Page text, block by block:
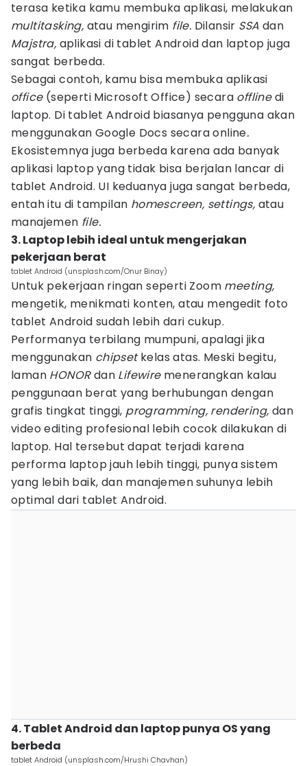
terasa ketika kamu membuka aplikasi, melakukan
multitasking, atau mengirim file. Dilansir SSA dan
Majstra, aplikasi di tablet Android dan laptop juga
sangat berbeda.
Sebagai contoh, kamu bisa membuka aplikasi
office (seperti Microsoft Office) secara offlinedi
laptop. Di tablet Android biasanya pengguna akan
menggunakan Google Docs secara online.
Ekosistemnya juga berbeda karena ada banyak
aplikasi laptop yang tidak bisa berjalan lancar di
tablet Android. UI keduanya juga sangat berbeda,
entah itu di tampilan homescreen, settings, atau
manajemen file.
3. Laptop lebih ideal untuk mengerjakan
pekerjaan berat
tablet Android (unsplash.com/Onur Binay)
Untuk pekerjaan ringan seperti Zoom meeting,
mengetik, menikmati konten, atau mengedit foto
tablet Android sudah lebih dari cukup.
Performanya terbilang mumpuni, apalagi jika
menggunakan chipsetkelas atas. Meski begitu,
laman HONORdan Lifewire menerangkan kalau
penggunaan berat yang berhubungan dengan
grafis tingkat tinggi, programming, rendering, dan
video editing profesional lebih cocok dilakukan di
laptop. Hal tersebut dapat terjadi karena
performa laptop jauh lebih tinggi, punya sistem
yang lebih baik, dan manajemen suhunya lebih
optimal dari tablet Android.
4. Tablet Android dan laptop punya OS yang
berbeda
tablet Android (unsplash.com/Hrushi Chavhan)